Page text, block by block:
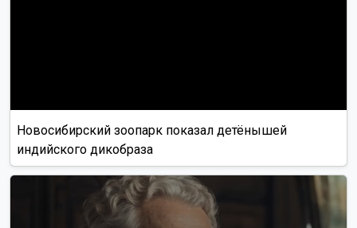
Новосибирский зоопарк показал детёнышей
индийского дикобраза